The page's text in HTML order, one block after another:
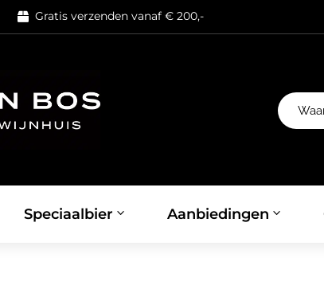
 Gratis verzenden vanaf € 200,-
Speciaalbier Aanbiedingen